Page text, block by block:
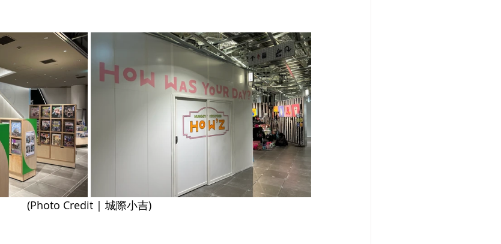
(Photo Credit | 城際小吉)